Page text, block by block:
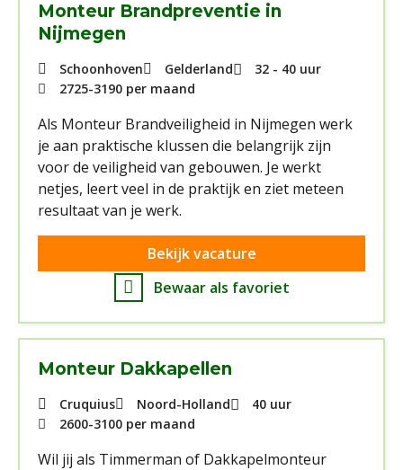
Monteur Brandpreventie in
Nijmegen
Schoonhoven Gelderland
32 - 40 uur
2725-3190 per maand
Als Monteur Brandveiligheid in Nijmegen werk
je aan praktische klussen die belangrijk zijn
voor de veiligheid van gebouwen. Je werkt
netjes, leert veel in de praktijk en ziet meteen
resultaat van je werk.
Bekijk vacature
Bewaar als favoriet
Monteur Dakkapellen
Cruquius Noord-Holland
40 uur
2600-3100 per maand
Wil jij als Timmerman of Dakkapelmonteur